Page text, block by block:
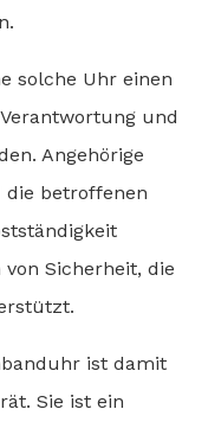
solche Uhr einen
und
Angehörige
die betroffenen
Sicherheit, die
ist damit
Sie ist ein